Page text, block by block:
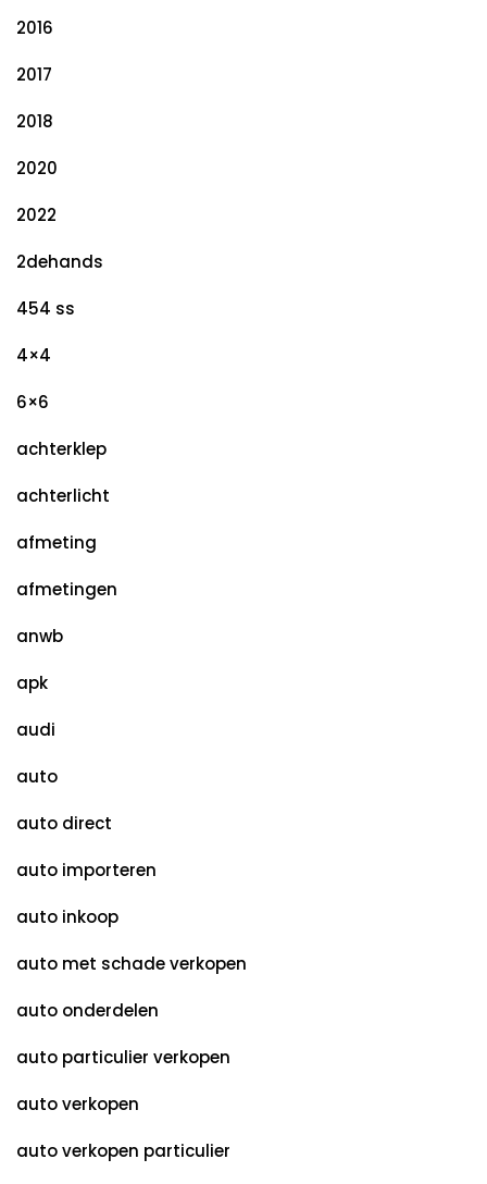
2016
2017
2018
2020
2022
2dehands
454 ss
4×4
6×6
achterklep
achterlicht
afmeting
afmetingen
anwb
apk
audi
auto
auto direct
auto importeren
auto inkoop
auto met schade verkopen
auto onderdelen
auto particulier verkopen
auto verkopen
auto verkopen particulier